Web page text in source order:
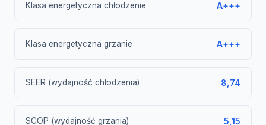
Klasa energetyczna chłodzenie A+++
Klasa energetyczna grzanie A+++
SEER (wydajność chłodzenia) 8,74
SCOP (wydajność grzania) 5,15